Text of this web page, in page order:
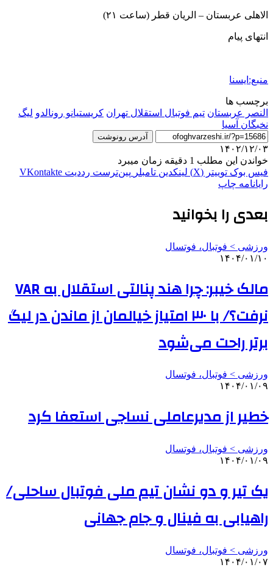
الاهلی عربستان – الریان قطر (ساعت ۲۱)
انتهای پیام
منبع:ایسنا
برچسب ها
النصر عربستان تيم فوتبال استقلال تهران کریستیانو رونالدو لیگ
نخبگان آسیا
آدرس رونوشت
۱۴۰۲/۱۲/۰۳
خواندن این مطلب 1 دقیقه زمان میبرد
فیس بوک توییتر (X) لینکدین ‫تامبلر ‫پین‌ترست ‫رددیت ‫VKontakte
رایانامه چاپ
بعدی را بخوانید
ورزشی > فوتبال، فوتسال
۱۴۰۴/۰۱/۱۰
مالک خیبر: چرا هند پنالتی استقلال به VAR
نرفت؟/ با ۳۰ امتیاز خیالمان از ماندن در لیگ
برتر راحت می‌شود
ورزشی > فوتبال، فوتسال
۱۴۰۴/۰۱/۰۹
خطیر از مدیرعاملی نساجی استعفا کرد
ورزشی > فوتبال، فوتسال
۱۴۰۴/۰۱/۰۹
یک تیر و دو نشان تیم ملی فوتبال ساحلی/
راهیابی به فینال و جام جهانی
ورزشی > فوتبال، فوتسال
۱۴۰۴/۰۱/۰۷